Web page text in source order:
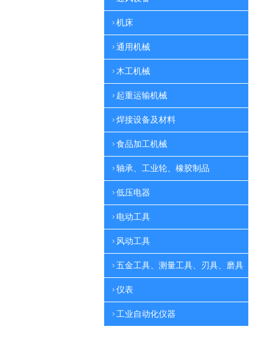
机床
通用机械
木工机械
起重运输机械
焊接设备及材料
食品加工机械
轴承、工业轮、橡胶制品
低压电器
电动工具
风动工具
五金工具、测量工具、刃具、磨具
仪表
工业自动化仪器